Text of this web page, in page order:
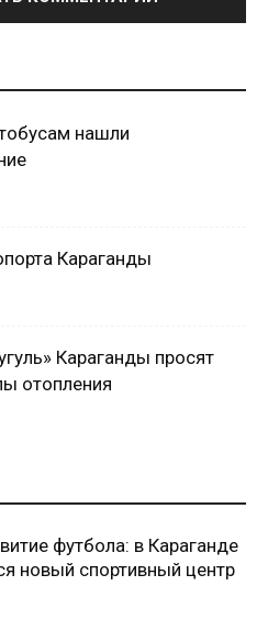
нашли
Караганды
Караганды просят
отопления
футбола: в Караганде
новый спортивный центр